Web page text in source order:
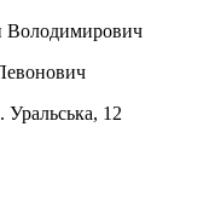
Володимирович
12